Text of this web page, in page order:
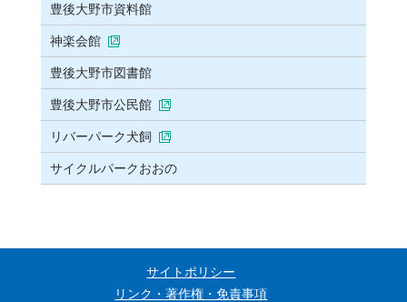
豊後大野市資料館
神楽会館
豊後大野市図書館
豊後大野市公民館
リバーパーク犬飼
サイクルパークおおの
サイトポリシー
リンク・著作権・免責事項